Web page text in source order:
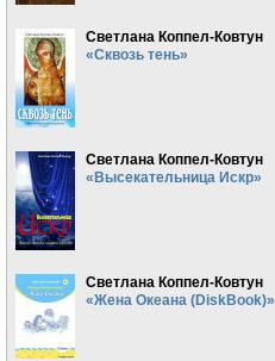
Светлана Коппел-Ковтун
«Сквозь тень»
Светлана Коппел-Ковтун
«Высекательница Искр»
Светлана Коппел-Ковтун
«Жена Океана (DiskBook)»